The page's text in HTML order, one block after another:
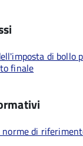
di bollo
finale
norme di